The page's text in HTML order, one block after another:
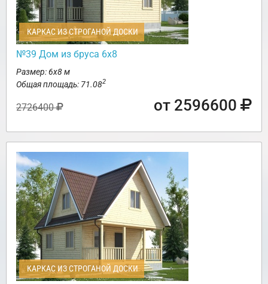
КАРКАС ИЗ СТРОГАНОЙ ДОСКИ
№39 Дом из бруса 6х8
Размер: 6х8 м
Общая площадь: 71.082
2726400 от 2596600
КАРКАС ИЗ СТРОГАНОЙ ДОСКИ